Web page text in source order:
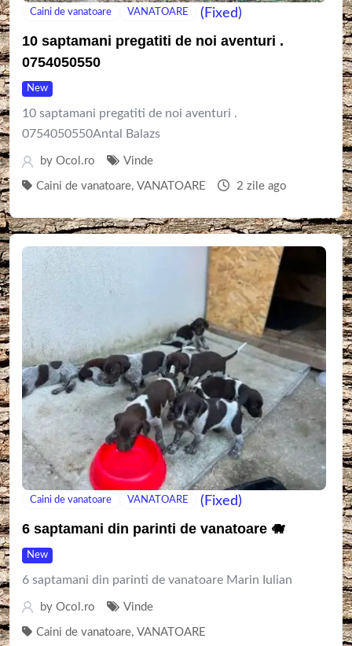
Caini de vanatoare VANATOARE (Fixed)
10 saptamani pregatiti de noi aventuri .
0754050550
New
10 saptamani pregatiti de noi aventuri .
0754050550Antal Balazs
by Ocol.ro Vinde
Caini de vanatoare, VANATOARE 2 zile ago
Caini de vanatoare VANATOARE (Fixed)
6 saptamani din parinti de vanatoare 🐗
New
6 saptamani din parinti de vanatoare Marin Iulian
by Ocol.ro Vinde
Caini de vanatoare, VANATOARE